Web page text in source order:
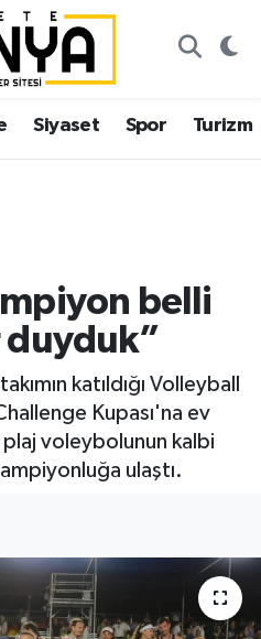
Siyaset Spor Turizm
belli
duyduk”
katıldığı Volleyball
Kupası'na ev
voleybolunun kalbi
ulaştı.
ve Fikstür